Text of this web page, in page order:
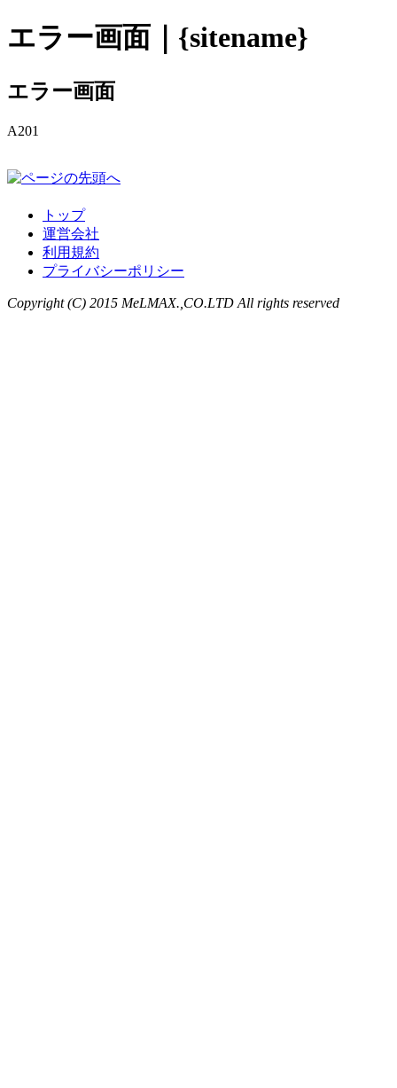
エラー画面｜{sitename}
エラー画面
A201
トップ
運営会社
利用規約
プライバシーポリシー
Copyright (C) 2015 MeLMAX.,CO.LTD All rights reserved